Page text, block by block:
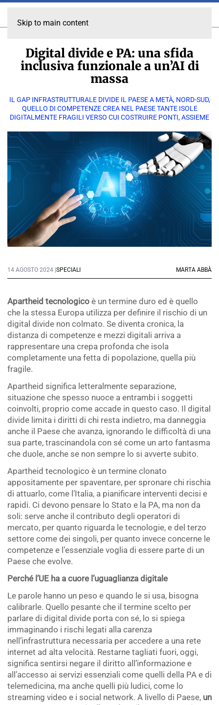
Skip to main content
Digital divide e PA: una sfida
inclusiva funzionale a un’AI di
massa
IL GAP INFRASTRUTTURALE DIVIDE IL PAESE A METÀ, NORD-SUD,
QUELLO DI COMPETENZE CREA NEL PAESE TANTE ISOLE
DIGITALMENTE FRAGILI VERSO CUI COSTRUIRE PONTI, ASSIEME
14 AGOSTO 2024 | SPECIALI MARTA ABBÀ
Apartheid tecnologico è un termine duro ed è quello
che la stessa Europa utilizza per definire il rischio di un
digital divide non colmato. Se diventa cronica, la
distanza di competenze e mezzi digitali arriva a
rappresentare una crepa profonda che isola
completamente una fetta di popolazione, quella più
fragile.
Apartheid significa letteralmente separazione,
situazione che spesso nuoce a entrambi i soggetti
coinvolti, proprio come accade in questo caso. Il digital
divide limita i diritti di chi resta indietro, ma danneggia
anche il Paese che avanza, ignorando le difficoltà di una
sua parte, trascinandola con sé come un arto fantasma
che duole, anche se non sempre lo si avverte subito.
Apartheid tecnologico è un termine clonato
appositamente per spaventare, per spronare chi rischia
di attuarlo, come l’Italia, a pianificare interventi decisi e
rapidi. Ci devono pensare lo Stato e la PA, ma non da
soli: serve anche il contributo degli operatori di
mercato, per quanto riguarda le tecnologie, e del terzo
settore come dei singoli, per quanto invece concerne le
competenze e l’essenziale voglia di essere parte di un
Paese che evolve.
Perché l’UE ha a cuore l’uguaglianza digitale
Le parole hanno un peso e quando le si usa, bisogna
calibrarle. Quello pesante che il termine scelto per
parlare di digital divide porta con sé, lo si spiega
immaginando i rischi legati alla carenza
nell’infrastruttura necessaria per accedere a una rete
internet ad alta velocità. Restarne tagliati fuori, oggi,
significa sentirsi negare il diritto all’informazione e
all’accesso ai servizi essenziali come quelli della PA e di
telemedicina, ma anche quelli più ludici, come lo
streaming video e i social network. A livello di Paese, un